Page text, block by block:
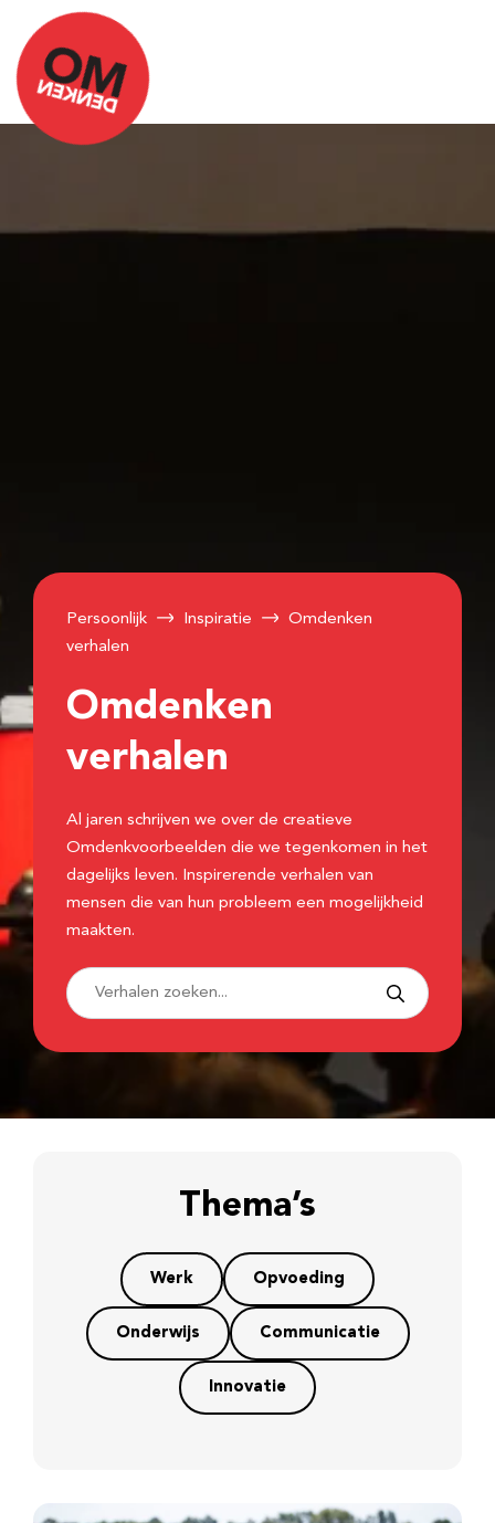
Persoonlijk Inspiratie
Omdenken
verhalen
Omdenken
verhalen
Al jaren schrijven we over de creatieve
Omdenkvoorbeelden die we tegenkomen in het
dagelijks leven. Inspirerende verhalen van
mensen die van hun probleem een mogelijkheid
maakten.
Thema’s
Werk Opvoeding
Onderwijs Communicatie
Innovatie